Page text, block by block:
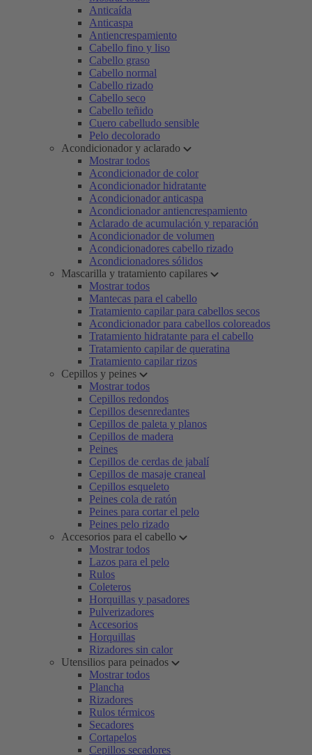
Anticaída
Anticaspa
Antiencrespamiento
Cabello fino y liso
Cabello graso
Cabello normal
Cabello rizado
Cabello seco
Cabello teñido
Cuero cabelludo sensible
Pelo decolorado
Acondicionador y aclarado
Mostrar todos
Acondicionador de color
Acondicionador hidratante
Acondicionador anticaspa
Acondicionador antiencrespamiento
Aclarado de acumulación y reparación
Acondicionador de volumen
Acondicionadores cabello rizado
Acondicionadores sólidos
Mascarilla y tratamiento capilares
Mostrar todos
Mantecas para el cabello
Tratamiento capilar para cabellos secos
Acondicionador para cabellos coloreados
Tratamiento hidratante para el cabello
Tratamiento capilar de queratina
Tratamiento capilar rizos
Cepillos y peines
Mostrar todos
Cepillos redondos
Cepillos desenredantes
Cepillos de paleta y planos
Cepillos de madera
Peines
Cepillos de cerdas de jabalí
Cepillos de masaje craneal
Cepillos esqueleto
Peines cola de ratón
Peines para cortar el pelo
Peines pelo rizado
Accesorios para el cabello
Mostrar todos
Lazos para el pelo
Rulos
Coleteros
Horquillas y pasadores
Pulverizadores
Accesorios
Horquillas
Rizadores sin calor
Utensilios para peinados
Mostrar todos
Plancha
Rizadores
Rulos térmicos
Secadores
Cortapelos
Cepillos secadores